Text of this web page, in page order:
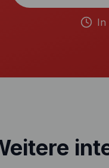
In